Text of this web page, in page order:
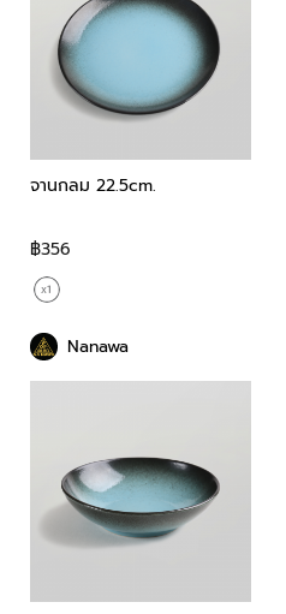
จานกลม 22.5cm.
฿356
Nanawa